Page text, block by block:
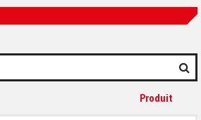
Produit